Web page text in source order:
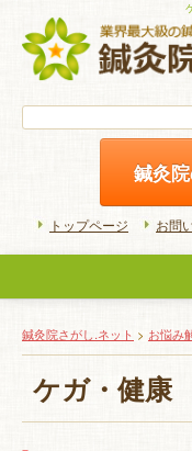
鍼灸
トップページ お問
鍼灸院さがし.ネット > お悩み
ケガ・健康